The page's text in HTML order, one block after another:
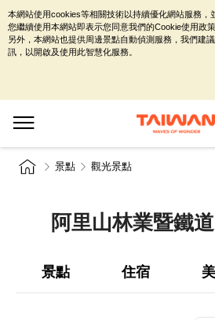
景點 觀光景點
阿里山林業暨鐵
景點 住宿
本網站使用cookies等相關技術以持續優化網站服務，
您繼續使用本網站即表示您同意我們的Cookie使用政策
另外，本網站也提供周邊景點自動偵測服務，我們建
訊，以開啟及使用此智慧化服務。